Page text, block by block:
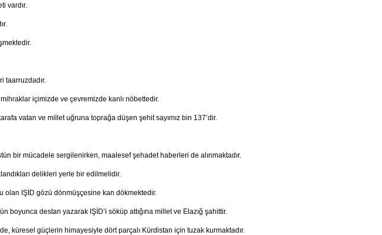
vardır.
taarruzdadır.
içimizde ve çevremizde kanlı nöbettedir.
vatan ve millet uğruna toprağa düşen şehit sayımız bin 137’dir.
bir mücadele sergilenirken, maalesef şehadet haberleri de alınmaktadır.
delikleri yerle bir edilmelidir.
olan IŞİD gözü dönmüşçesine kan dökmektedir.
boyunca destan yazarak IŞİD’i söküp attığına millet ve Elazığ şahittir.
küresel güçlerin himayesiyle dört parçalı Kürdistan için tuzak kurmaktadır.